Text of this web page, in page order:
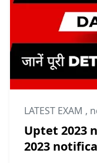
LATEST EXAM ,
Uptet 2023
2023